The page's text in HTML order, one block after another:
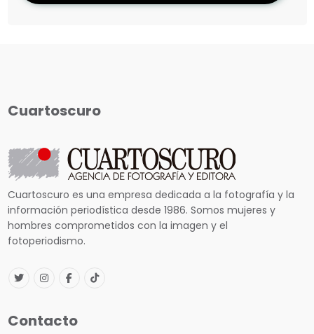
Cuartoscuro
Cuartoscuro es una empresa dedicada a la fotografía y la
información periodística desde 1986. Somos mujeres y
hombres comprometidos con la imagen y el
fotoperiodismo.
Contacto